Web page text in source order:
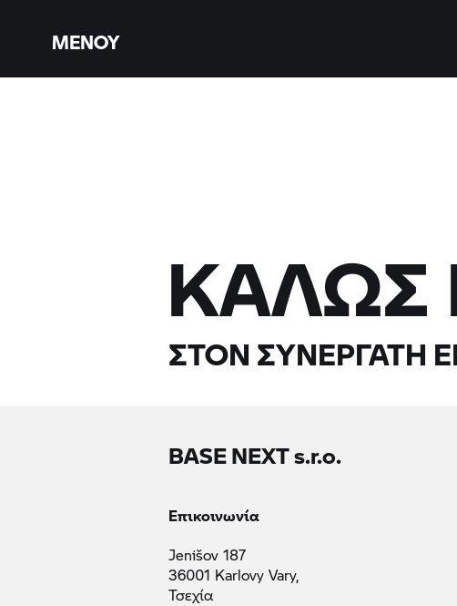
ΜΕΝΟΎ
ΚΑΛΏΣ
ΣΤΟΝ ΣΥΝΕΡΓΆΤΗ
BASE NEXT s.r.o.
Επικοινωνία
Jenišov 187
36001 Karlovy Vary,
Τσεχία